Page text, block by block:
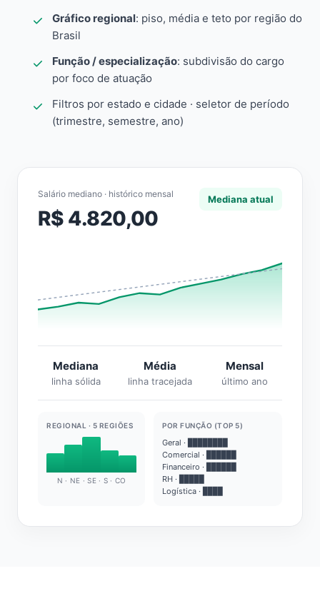
Gráfico regional: piso, média e teto por região do
Brasil
Função / especialização: subdivisão do cargo
por foco de atuação
Filtros por estado e cidade · seletor de período
(trimestre, semestre, ano)
Salário mediano · histórico mensal
R$ 4.820,00
Mediana atual
Mediana
linha sólida
Média
linha tracejada
Mensal
último ano
REGIONAL · 5 REGIÕES
N · NE · SE · S · CO
POR FUNÇÃO (TOP 5)
Geral · ████████
Comercial · ██████
Financeiro · ██████
RH · █████
Logística · ████